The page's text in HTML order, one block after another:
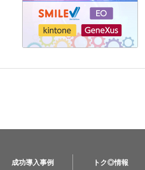
成功導入事例 トク◎情報